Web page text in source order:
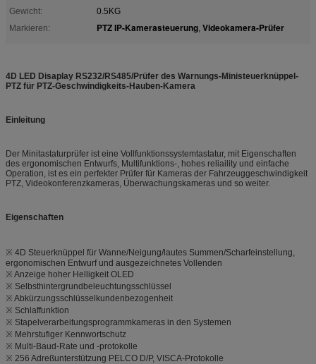
Gewicht:
0.5KG
Markieren:
PTZ IP-Kamerasteuerung, Videokamera-Prüfer
4D LED Disaplay RS232/RS485/Prüfer des Warnungs-Ministeuerknüppel-
PTZ für PTZ-Geschwindigkeits-Hauben-Kamera
Einleitung
Der Minitastaturprüfer ist eine Vollfunktionssystemtastatur, mit Eigenschaften
des ergonomischen Entwurfs, Multifunktions-, hohes reliaility und einfache
Operation, ist es ein perfekter Prüfer für Kameras der Fahrzeuggeschwindigkeit
PTZ, Videokonferenzkameras, Überwachungskameras und so weiter.
Eigenschaften
※ 4D Steuerknüppel für Wanne/Neigung/lautes Summen/Scharfeinstellung,
ergonomischen Entwurf und ausgezeichnetes Vollenden
※ Anzeige hoher Helligkeit OLED
※ Selbsthintergrundbeleuchtungsschlüssel
※ Abkürzungsschlüsselkundenbezogenheit
※ Schlaffunktion
※ Stapelverarbeitungsprogrammkameras in den Systemen
※ Mehrstufiger Kennwortschutz
※ Multi-Baud-Rate und -protokolle
※ 256 Adreßunterstützung PELCO D/P, VISCA-Protokolle